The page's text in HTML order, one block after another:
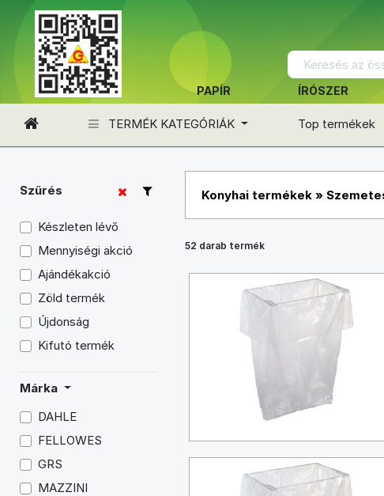
PAPÍR
ÍRÓSZER
TERMÉK KATEGÓRIÁK Top termékek
Szűrés
Készleten lévő
Mennyiségi akció
Ajándékakció
Zöld termék
Újdonság
Kifutó termék
Márka
DAHLE
FELLOWES
GRS
MAZZINI
Konyhai termékek »
52 darab termék